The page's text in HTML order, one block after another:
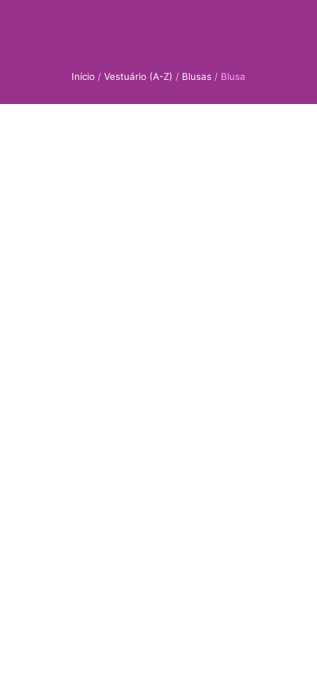
Início / Vestuário (A-Z) / Blusas / Blusa